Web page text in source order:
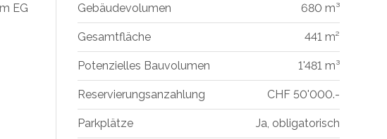
EG
Gebäudevolumen 680 m³
Gesamtfläche 441 m²
Potenzielles Bauvolumen 1'481 m³
Reservierungsanzahlung CHF 50'000.-
Parkplätze Ja, obligatorisch